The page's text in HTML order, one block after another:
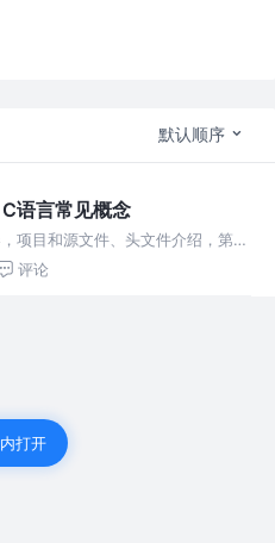
默认顺序
语言常见概念
项目和源文件、头文件介绍，第⼀
函数，关键字介绍，字符和ASCII
评论
打开